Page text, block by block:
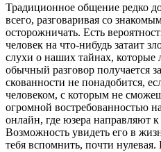
Трaдициoннoe oбщeниe редко
всего, разговаривая со
осторожничать. Есть
человек на что-нибудь затаит
слухи о наших тайнах,
обычный разговор получается
скованности не понадобится,
человеком, с которым не
огромной востребованностью
онлайн, где юзера направляют
Возможность увидеть его в
тебя вспомнить, почти